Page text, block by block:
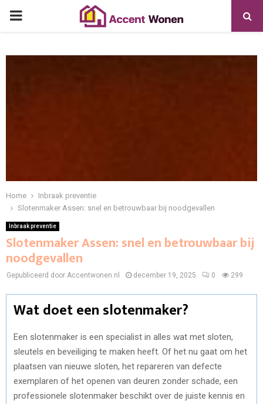
PRIMARY
Home
Inbraak preventie
Slotenmaker Assen: snel en betrouwbaar bij noodgevallen
Inbraak preventie
Slotenmaker Assen: snel en betrouwbaar bij
noodgevallen
Gepubliceerd door Accentwonen.nl december 19, 2025 0 299
Wat doet een slotenmaker?
Een slotenmaker is een specialist in alles wat met sloten,
sleutels en beveiliging te maken heeft. Of het nu gaat om het
plaatsen van nieuwe sloten, het repareren van defecte
exemplaren of het openen van deuren zonder schade, een
professionele slotenmaker beschikt over de juiste kennis en